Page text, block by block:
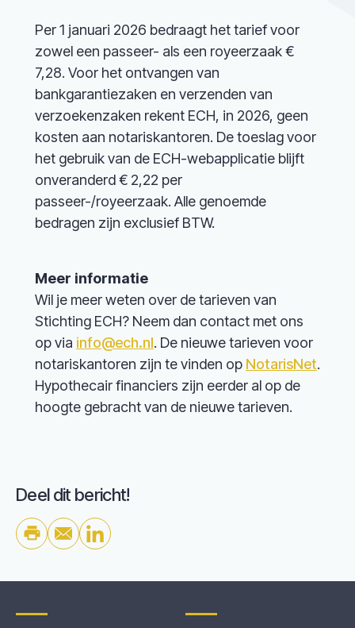
Per 1 januari 2026 bedraagt het tarief voor
zowel een passeer- als een royeerzaak €
7,28. Voor het ontvangen van
bankgarantiezaken en verzenden van
verzoekenzaken rekent ECH, in 2026, geen
kosten aan notariskantoren. De toeslag voor
het gebruik van de ECH-webapplicatie blijft
onveranderd € 2,22 per
passeer-/royeerzaak. Alle genoemde
bedragen zijn exclusief BTW.
Meer informatie
Wil je meer weten over de tarieven van
Stichting ECH? Neem dan contact met ons
op via info@ech.nl. De nieuwe tarieven voor
notariskantoren zijn te vinden op NotarisNet.
Hypothecair financiers zijn eerder al op de
hoogte gebracht van de nieuwe tarieven.
Deel dit bericht!